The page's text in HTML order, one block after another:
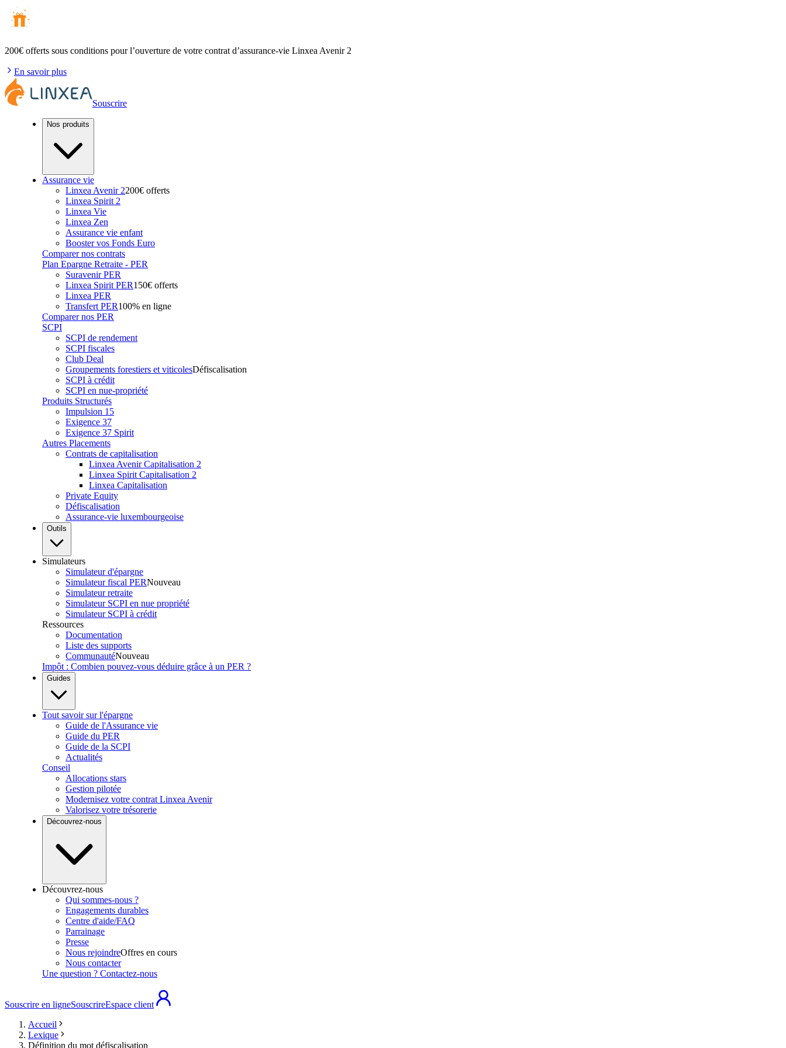
200€ offerts sous conditions pour l’ouverture de votre contrat d’assurance-vie Linxea Avenir 2
En savoir plus
Souscrire
Nos produits
Assurance vie
Linxea Avenir 2200€ offerts
Linxea Spirit 2
Linxea Vie
Linxea Zen
Assurance vie enfant
Booster vos Fonds Euro
Comparer nos contrats
Plan Epargne Retraite - PER
Suravenir PER
Linxea Spirit PER150€ offerts
Linxea PER
Transfert PER100% en ligne
Comparer nos PER
SCPI
SCPI de rendement
SCPI fiscales
Club Deal
Groupements forestiers et viticolesDéfiscalisation
SCPI à crédit
SCPI en nue-propriété
Produits Structurés
Impulsion 15
Exigence 37
Exigence 37 Spirit
Autres Placements
Contrats de capitalisation
Linxea Avenir Capitalisation 2
Linxea Spirit Capitalisation 2
Linxea Capitalisation
Private Equity
Défiscalisation
Assurance-vie luxembourgeoise
Outils
Simulateurs
Simulateur d'épargne
Simulateur fiscal PERNouveau
Simulateur retraite
Simulateur SCPI en nue propriété
Simulateur SCPI à crédit
Ressources
Documentation
Liste des supports
CommunautéNouveau
Impôt : Combien pouvez-vous déduire grâce à un PER ?
Guides
Tout savoir sur l'épargne
Guide de l'Assurance vie
Guide du PER
Guide de la SCPI
Actualités
Conseil
Allocations stars
Gestion pilotée
Modernisez votre contrat Linxea Avenir
Valorisez votre trésorerie
Découvrez-nous
Découvrez-nous
Qui sommes-nous ?
Engagements durables
Centre d'aide/FAQ
Parrainage
Presse
Nous rejoindreOffres en cours
Nous contacter
Une question ? Contactez-nous
Souscrire en ligneSouscrireEspace client
Accueil
Lexique
Définition du mot défiscalisation